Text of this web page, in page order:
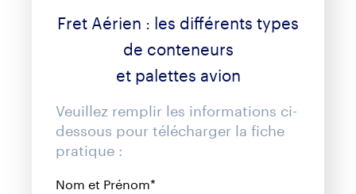
Fret Aérien : les différents types
de conteneurs
et palettes avion
Veuillez remplir les informations ci-
dessous pour télécharger la fiche
pratique :
Nom et Prénom*